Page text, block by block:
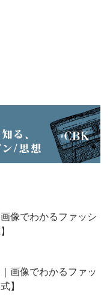
像でわかるファッシ
画像でわかるファッ
】